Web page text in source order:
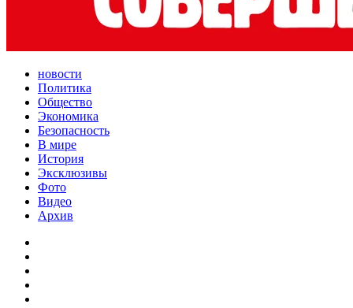
новости
Политика
Общество
Экономика
Безопасность
В мире
История
Эксклюзивы
Фото
Видео
Архив